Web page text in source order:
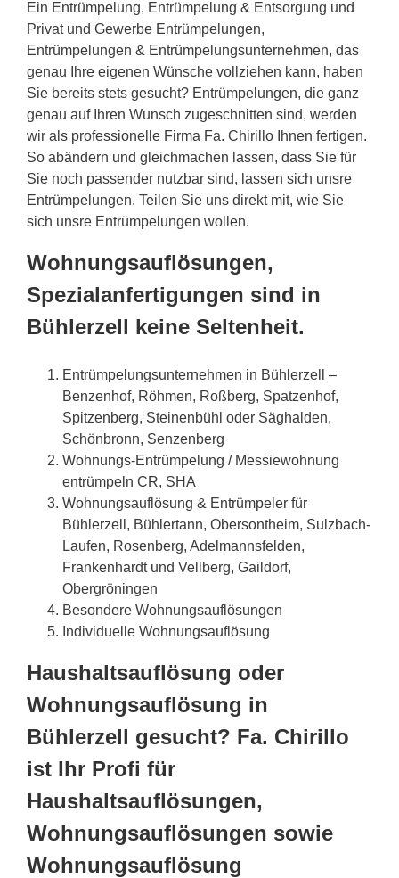
Ein Entrümpelung, Entrümpelung & Entsorgung und
Privat und Gewerbe Entrümpelungen,
Entrümpelungen & Entrümpelungsunternehmen, das
genau Ihre eigenen Wünsche vollziehen kann, haben
Sie bereits stets gesucht? Entrümpelungen, die ganz
genau auf Ihren Wunsch zugeschnitten sind, werden
wir als professionelle Firma Fa. Chirillo Ihnen fertigen.
So abändern und gleichmachen lassen, dass Sie für
Sie noch passender nutzbar sind, lassen sich unsre
Entrümpelungen. Teilen Sie uns direkt mit, wie Sie
sich unsre Entrümpelungen wollen.
Wohnungsauflösungen,
Spezialanfertigungen sind in
Bühlerzell keine Seltenheit.
Entrümpelungsunternehmen in Bühlerzell –
Benzenhof, Röhmen, Roßberg, Spatzenhof,
Spitzenberg, Steinenbühl oder Säghalden,
Schönbronn, Senzenberg
Wohnungs-Entrümpelung / Messiewohnung
entrümpeln CR, SHA
Wohnungsauflösung & Entrümpeler für
Bühlerzell, Bühlertann, Obersontheim, Sulzbach-
Laufen, Rosenberg, Adelmannsfelden,
Frankenhardt und Vellberg, Gaildorf,
Obergröningen
Besondere Wohnungsauflösungen
Individuelle Wohnungsauflösung
Haushaltsauflösung oder
Wohnungsauflösung in
Bühlerzell gesucht? Fa. Chirillo
ist Ihr Profi für
Haushaltsauflösungen,
Wohnungsauflösungen sowie
Wohnungsauflösung